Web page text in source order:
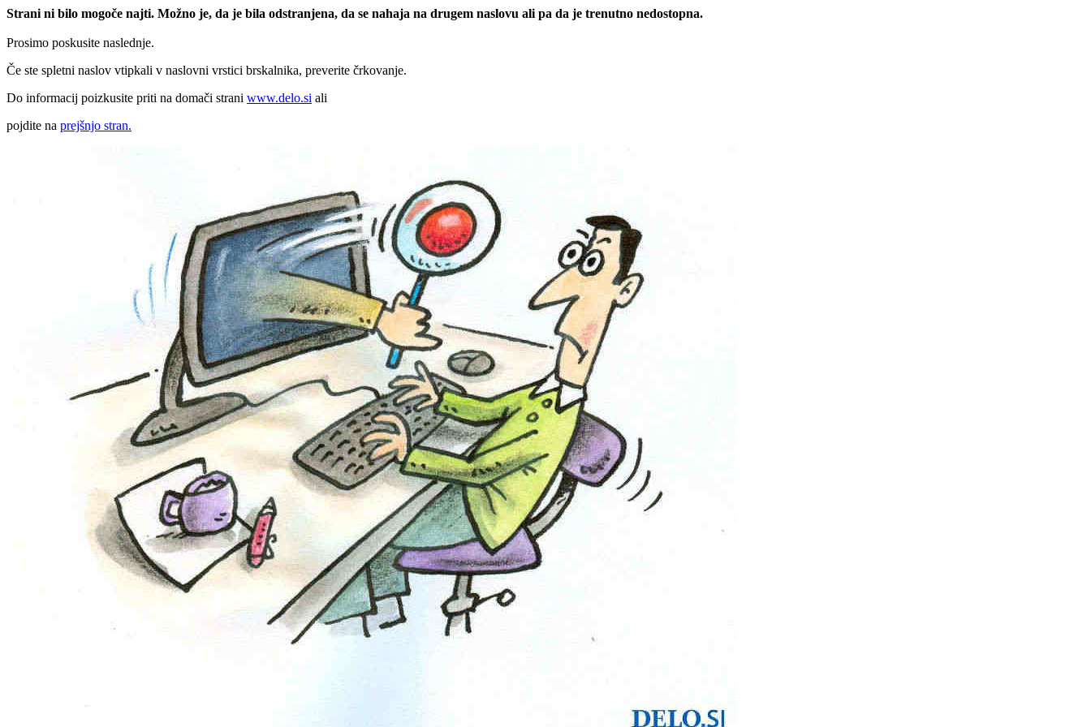
Strani ni bilo mogoče najti. Možno je, da je bila odstranjena, da se nahaja na drugem naslovu ali pa da je trenutno nedostopna.
Prosimo poskusite naslednje.
Če ste spletni naslov vtipkali v naslovni vrstici brskalnika, preverite črkovanje.
Do informacij poizkusite priti na domači strani www.delo.si ali
pojdite na prejšnjo stran.